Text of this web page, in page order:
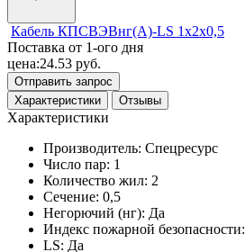
Кабель КПСВЭВнг(A)-LS 1x2x0,5
Поставка от 1-ого дня
цена:24.53 руб.
Отправить запрос
Характеристики
Отзывы
Характеристики
Производитель: Спецресурс
Число пар: 1
Количество жил: 2
Сечение: 0,5
Негорючий (нг): Да
Индекс пожарной безопасности:
LS: Да